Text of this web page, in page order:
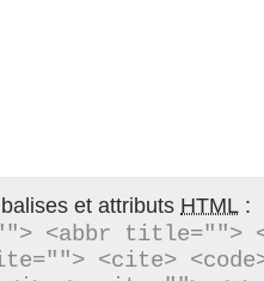
et attributs HTML :
<abbr title="">
<cite>